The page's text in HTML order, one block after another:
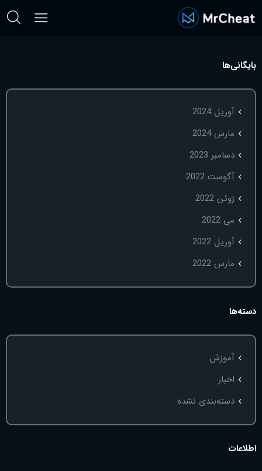
بایگانی‌ها
آوریل 2024
مارس 2024
دسامبر 2023
آگوست 2022
ژوئن 2022
می 2022
آوریل 2022
مارس 2022
دسته‌ها
آموزش
اخبار
دسته‌بندی نشده
اطلاعات